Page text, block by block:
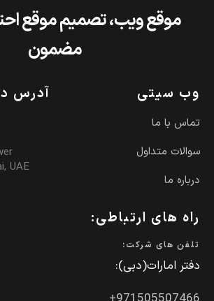
مضمون
وب سیتی
تماس با ما
سوالات متداول
درباره ما
آدرس
UAE
راه های ارتباطی:
تلفن های شرکت:
دفتر امارات(دبی):